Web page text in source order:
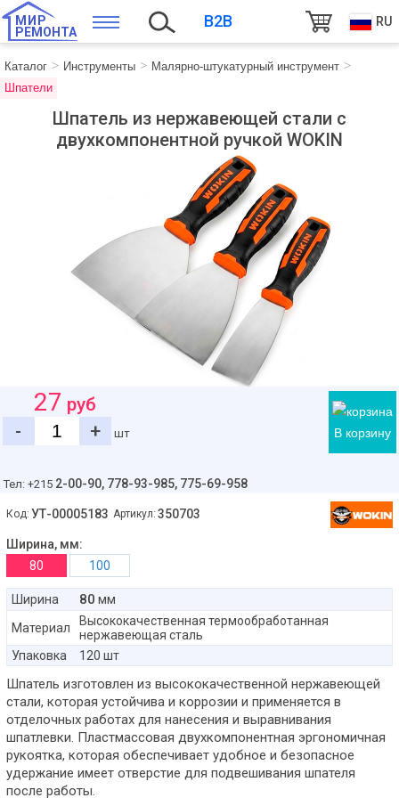
МИР
РЕМОНТА
B2B RU
Каталог Инструменты
Малярно-штукатурный инструмент
Шпатели
Шпатель из нержавеющей стали с
двухкомпонентной ручкой WOKIN
В корзину
27 руб
-
+ шт
Тел: +215 2-00-90, 778-93-985, 775-69-958
Код: УТ-00005183 Артикул: 350703
Ширина, мм:
80
100
Ширина 80 мм
Материал
Высококачественная термообработанная
нержавеющая сталь
Упаковка
120 шт
Шпатель изготовлен из высококачественной нержавеющей
стали, которая устойчива и коррозии и применяется в
отделочных работах для нанесения и выравнивания
шпатлевки. Пластмассовая двухкомпонентная эргономичная
рукоятка, которая обеспечивает удобное и безопасное
удержание имеет отверстие для подвешивания шпателя
после работы.